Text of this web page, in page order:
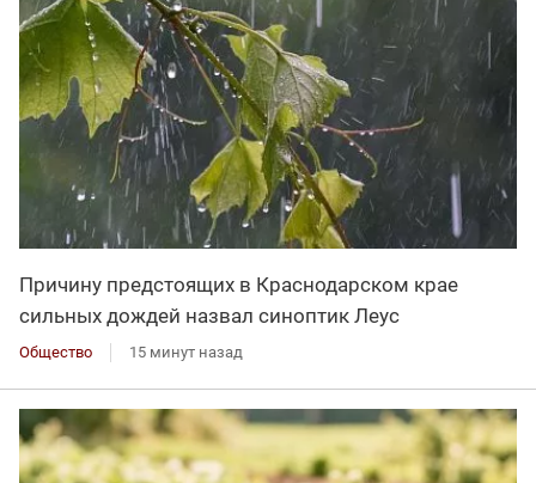
Причину предстоящих в Краснодарском крае
сильных дождей назвал синоптик Леус
Общество 15 минут назад